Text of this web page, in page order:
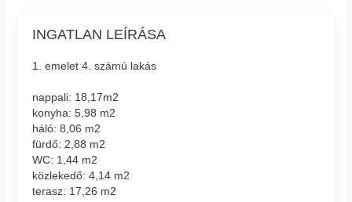
INGATLAN LEÍRÁSA
1. emelet 4. számú lakás
nappali: 18,17m2
konyha: 5,98 m2
háló: 8,06 m2
fürdő: 2,88 m2
WC: 1,44 m2
közlekedő: 4,14 m2
terasz: 17,26 m2